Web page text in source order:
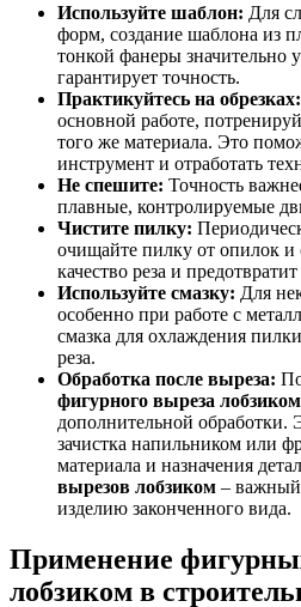
Используйте шаблон: Для
форм, создание шаблона из
тонкой фанеры значительно
гарантирует точность.
Практикуйтесь на обрезках:
основной работе,
того же материала. Это
инструмент и отработать
Не спешите: Точность
плавные, контролируемые
Чистите пилку:
очищайте пилку от опилок
качество реза и
Используйте смазку: Для
особенно при работе с
смазка для охлаждения
реза.
Обработка после выреза:
фигурного выреза лобзиком
дополнительной
зачистка напильником или
материала и назначения
вырезов лобзиком – важный
изделию законченного вида.
Применение
лобзиком в